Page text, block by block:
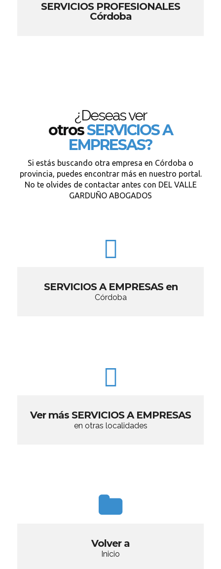
SERVICIOS PROFESIONALES
Córdoba
¿Deseas ver
otrosSERVICIOS A
EMPRESAS?
Si estás buscando otra empresa en Córdoba o
provincia, puedes encontrar más en nuestro portal.
No te olvides de contactar antes con DEL VALLE
GARDUÑO ABOGADOS
SERVICIOS A EMPRESAS en
Córdoba
Ver más SERVICIOS A EMPRESAS
en otras localidades
Volver a
Inicio